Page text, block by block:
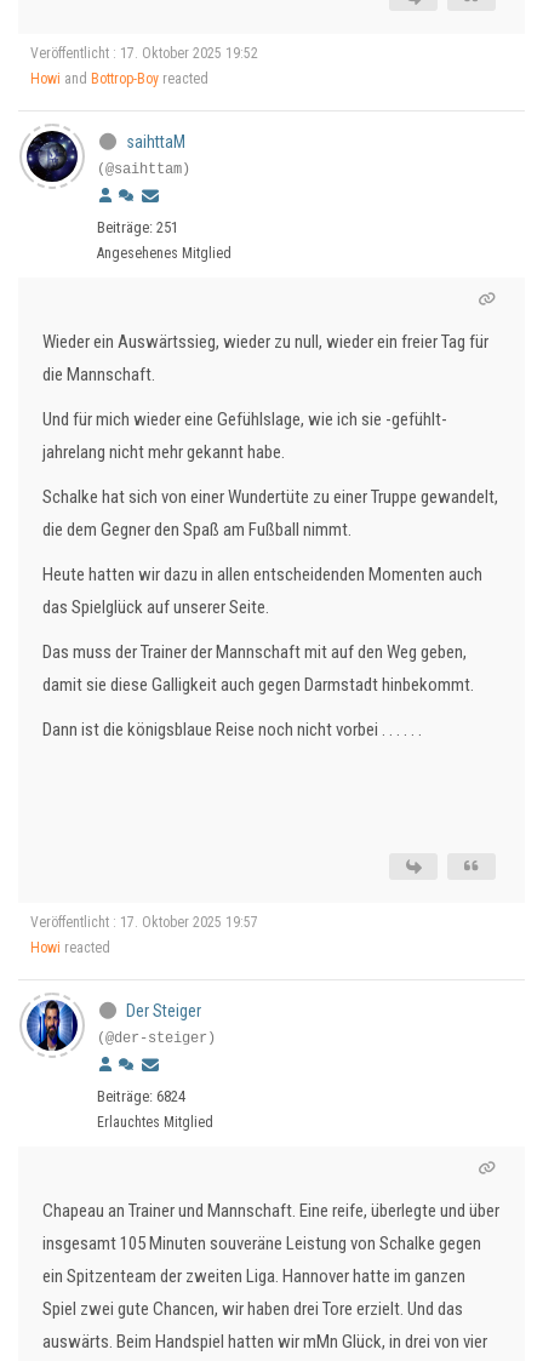
Veröffentlicht : 17. Oktober 2025 19:52
Howi and Bottrop-Boy reacted
saihttaM
(@saihttam)
Beiträge: 251
Angesehenes Mitglied
Wieder ein Auswärtssieg, wieder zu null, wieder ein freier Tag für
die Mannschaft.
Und für mich wieder eine Gefühlslage, wie ich sie -gefühlt-
jahrelang nicht mehr gekannt habe.
Schalke hat sich von einer Wundertüte zu einer Truppe gewandelt,
die dem Gegner den Spaß am Fußball nimmt.
Heute hatten wir dazu in allen entscheidenden Momenten auch
das Spielglück auf unserer Seite.
Das muss der Trainer der Mannschaft mit auf den Weg geben,
damit sie diese Galligkeit auch gegen Darmstadt hinbekommt.
Dann ist die königsblaue Reise noch nicht vorbei . . . . . .
Veröffentlicht : 17. Oktober 2025 19:57
Howi reacted
Der Steiger
(@der-steiger)
Beiträge: 6824
Erlauchtes Mitglied
Chapeau an Trainer und Mannschaft. Eine reife, überlegte und über
insgesamt 105 Minuten souveräne Leistung von Schalke gegen
ein Spitzenteam der zweiten Liga. Hannover hatte im ganzen
Spiel zwei gute Chancen, wir haben drei Tore erzielt. Und das
auswärts. Beim Handspiel hatten wir mMn Glück, in drei von vier